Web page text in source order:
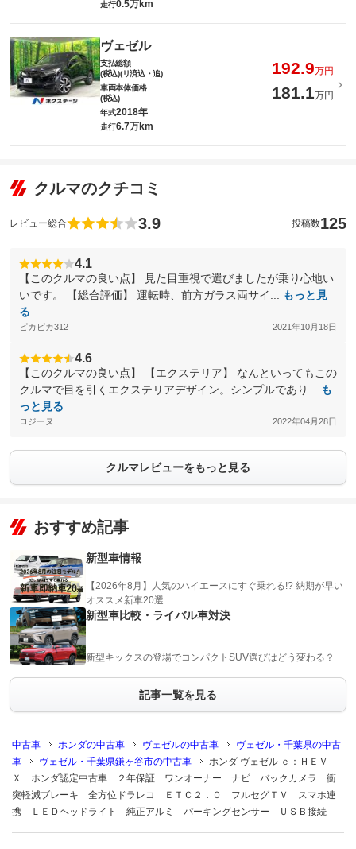
走行0.5万km
ヴェゼル
支払総額
(税込)(リ済込・追)
192.9万円
車両本体価格
(税込)
181.1万円
年式2018年
走行6.7万km
クルマのクチコミ
レビュー総合 3.9 投稿数125
4.1
【このクルマの良い点】 見た目重視で選びましたが乗り心地い
いです。 【総合評価】 運転時、前方ガラス両サイ...
もっと見
る
ピカピカ312 2021年10月18日
4.6
【このクルマの良い点】 【エクステリア】 なんといってもこの
クルマで目を引くエクステリアデザイン。シンプルであり...
も
っと見る
ロジーヌ 2022年04月28日
クルマレビューをもっと見る
おすすめ記事
新型車情報
【2026年8月】人気のハイエースにすぐ乗れる!? 納期が早い
オススメ新車20選
新型車比較・ライバル車対決
新型キックスの登場でコンパクトSUV選びはどう変わる？
記事一覧を見る
中古車 ホンダの中古車 ヴェゼルの中古車
ヴェゼル・千葉県の中古
車
ヴェゼル・千葉県鎌ヶ谷市の中古車
ホンダ ヴェゼル ｅ：ＨＥＶ
Ｘ ホンダ認定中古車 ２年保証 ワンオーナー ナビ バックカメラ 衝
突軽減ブレーキ 全方位ドラレコ ＥＴＣ２．０ フルセグＴＶ スマホ連
携 ＬＥＤヘッドライト 純正アルミ パーキングセンサー ＵＳＢ接続